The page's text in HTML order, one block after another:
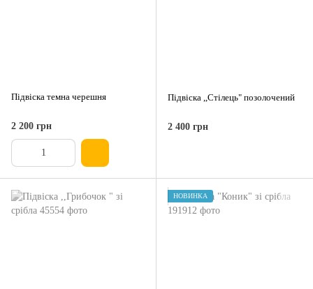
Підвіска темна черешня
2 200 грн
Підвіска ,,Стілець" позолочений
2 400 грн
НОВИНКА